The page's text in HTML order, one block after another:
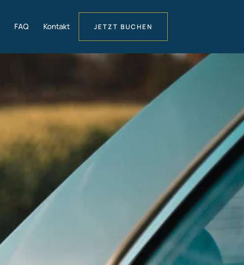
FAQ Kontakt JETZT BUCHEN